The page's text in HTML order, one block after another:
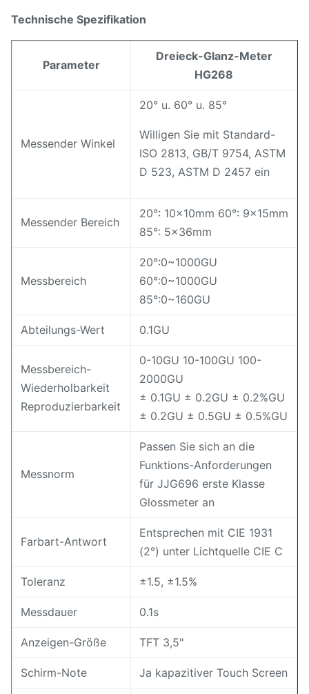
Technische Spezifikation
Parameter
Dreieck-Glanz-Meter
HG268
Messender Winkel
20° u. 60° u. 85°
Willigen Sie mit Standard-
ISO 2813, GB/T 9754, ASTM
D 523, ASTM D 2457 ein
Messender Bereich
20°: 10x10mm 60°: 9x15mm
85°: 5x36mm
Messbereich
20°:0~1000GU
60°:0~1000GU
85°:0~160GU
Abteilungs-Wert 0.1GU
Messbereich-
Wiederholbarkeit
Reproduzierbarkeit
0-10GU 10-100GU 100-
2000GU
± 0.1GU ± 0.2GU ± 0.2%GU
± 0.2GU ± 0.5GU ± 0.5%GU
Messnorm
Passen Sie sich an die
Funktions-Anforderungen
für JJG696 erste Klasse
Glossmeter an
Farbart-Antwort
Entsprechen mit CIE 1931
(2°) unter Lichtquelle CIE C
Toleranz ±1.5, ±1.5%
Messdauer 0.1s
Anzeigen-Größe TFT 3,5"
Schirm-Note Ja kapazitiver Touch Screen